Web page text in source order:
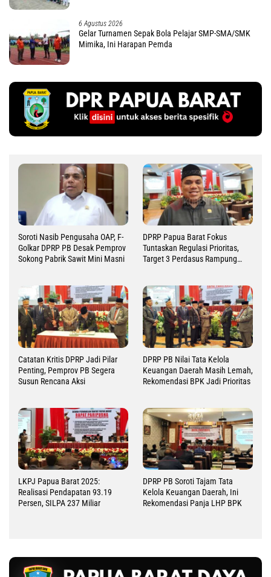
6 Agustus 2026
Gelar Turnamen Sepak Bola Pelajar SMP-SMA/SMK
Mimika, Ini Harapan Pemda
Soroti Nasib Pengusaha OAP, F-
Golkar DPRP PB Desak Pemprov
Sokong Pabrik Sawit Mini Masni
DPRP Papua Barat Fokus
Tuntaskan Regulasi Prioritas,
Target 3 Perdasus Rampung
Catatan Kritis DPRP Jadi Pilar
Penting, Pemprov PB Segera
Susun Rencana Aksi
DPRP PB Nilai Tata Kelola
Keuangan Daerah Masih Lemah,
Rekomendasi BPK Jadi Prioritas
LKPJ Papua Barat 2025:
Realisasi Pendapatan 93.19
Persen, SILPA 237 Miliar
DPRP PB Soroti Tajam Tata
Kelola Keuangan Daerah, Ini
Rekomendasi Panja LHP BPK